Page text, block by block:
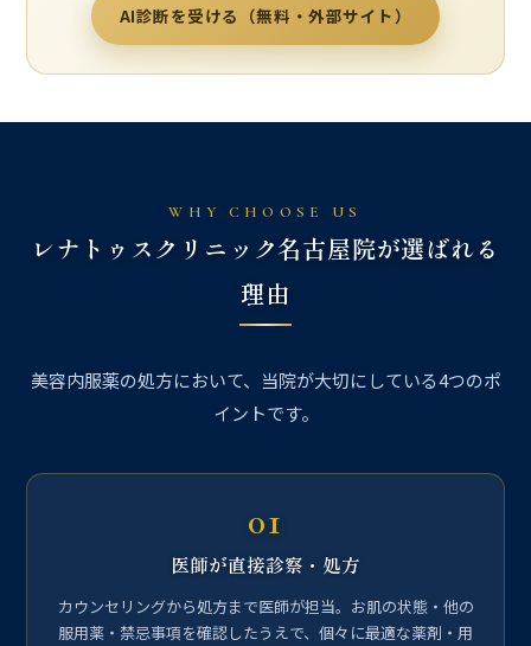
AI診断を受ける（無料・外部サイト）
WHY CHOOSE US
レナトゥスクリニック名古屋院が選ばれる
理由
美容内服薬の処方において、当院が大切にしている4つのポ
イントです。
01
医師が直接診察・処方
カウンセリングから処方まで医師が担当。お肌の状態・他の
服用薬・禁忌事項を確認したうえで、個々に最適な薬剤・用